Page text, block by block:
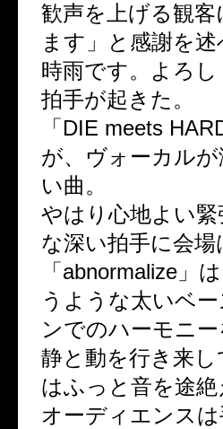
歓声を上げる観
ます」と感謝を
時雨です。よろ
拍手が起きた。
「DIE meets
が、ヴォーカル
い曲。
やはり心地よい
な深い拍手に会
「abnormalize」
うような太いベ
ンでのハーモニ
静と動を行き来
はふっと音を途絶
オーディエンス